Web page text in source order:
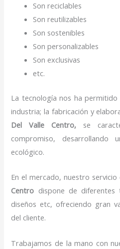
Son reciclables
Son reutilizables
Son sostenibles
Son personalizables
Son exclusivas
etc.
La tecnología nos ha permitido
industria; la fabricación y
Del Valle Centro, se
compromiso, desarrollando
ecológico.
En el mercado, nuestro servicio
Centro dispone de diferentes
diseños etc, ofreciendo gran
del cliente.
Trabajamos de la mano con